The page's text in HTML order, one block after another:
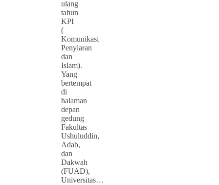
ulang
tahun
KPI
(
Komunikasi
Penyiaran
dan
Islam).
Yang
bertempat
di
halaman
depan
gedung
Fakultas
Ushuluddin,
Adab,
dan
Dakwah
(FUAD),
Universitas…